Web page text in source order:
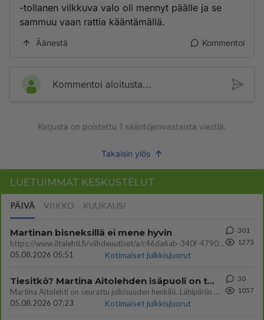
-tollanen vilkkuva valo oli mennyt päälle ja se
sammuu vaan rattia kääntämällä.
Äänestä Kommentoi
Kommentoi aloitusta...
Ketjusta on poistettu 1 sääntöjenvastaista viestiä.
Takaisin ylös
LUETUIMMAT KESKUSTELUT
PÄIVÄ VIIKKO KUUKAUSI
Martinan bisneksillä ei mene hyvin
https://www.iltalehti.fi/viihdeuutiset/a/c46da6ab-340f-4790-aaa7-0865eed2336 Yrityksen konkurssihakemus on tullut kärä
05.08.2026 05:51
Kotimaiset julkkisjuorut
301
1273
Tiesitkö? Martina Aitolehden isäpuoli on tämä suosittu laulaja
Martina Aitolehti on seurattu julkisuuden henkilö. Lähipiiriin mahtuu muitakin tunnettuja henkilöitä. Tiesitkö, että Ma
05.08.2026 07:23
Kotimaiset julkkisjuorut
30
1057